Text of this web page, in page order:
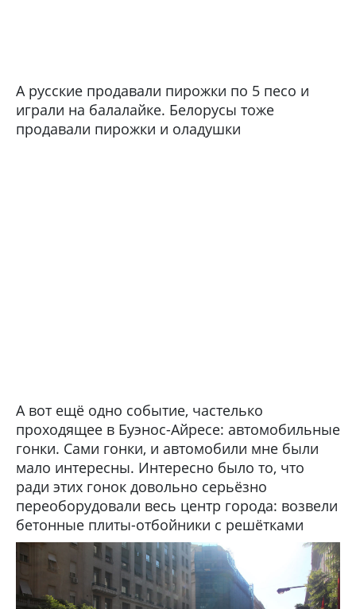
А русские продавали пирожки по 5 песо и
играли на балалайке. Белорусы тоже
продавали пирожки и оладушки
А вот ещё одно событие, частелько
проходящее в Буэнос-Айресе: автомобильные
гонки. Сами гонки, и автомобили мне были
мало интересны. Интересно было то, что
ради этих гонок довольно серьёзно
переоборудовали весь центр города: возвели
бетонные плиты-отбойники с решётками